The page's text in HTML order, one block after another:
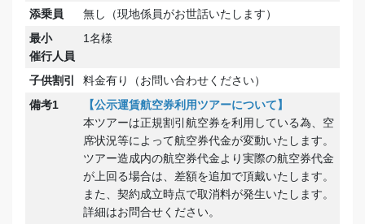
添乗員
無し（現地係員がお世話いたします）
最小
催行人員
1名様
子供割引
料金有り（お問い合わせください）
備考1
【公示運賃航空券利用ツアーについて】
本ツアーは正規割引航空券を利用している為、空
席状況等によって航空券代金が変動いたします。
ツアー造成内の航空券代金より実際の航空券代金
が上回る場合は、差額を追加で頂戴いたします。
また、契約成立時点で取消料が発生いたします。
詳細はお問合せください。